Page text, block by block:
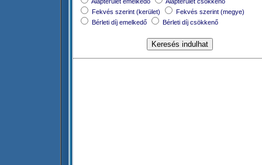
Fekvés szerint (kerület)
Fekvés szerint (megye)
Bérleti díj emelkedő
Bérleti díj csökkenő